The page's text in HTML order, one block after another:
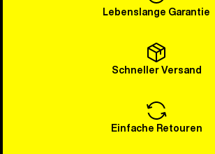
Lebenslange Garantie
Schneller Versand
Einfache Retouren